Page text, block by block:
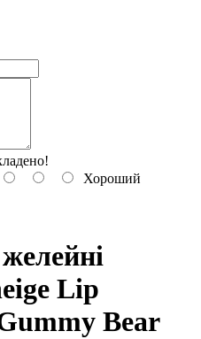
Хороший
Lip
Bear